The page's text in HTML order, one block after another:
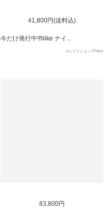
41,800円(送料込)
今だけ発行中!!Nike ナイ...
セレクトショップFrenz
83,800円